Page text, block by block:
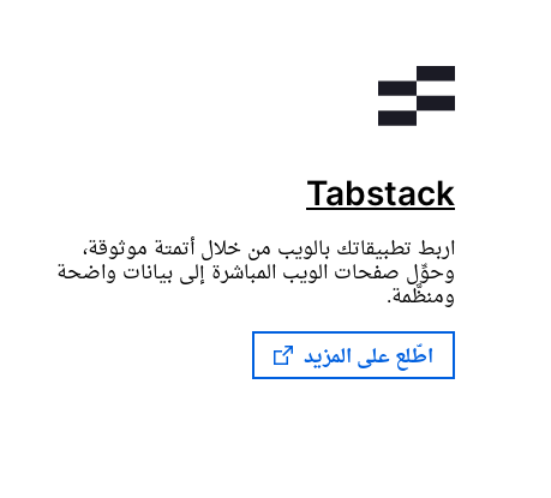
Tabstack
اربط تطبيقاتك بالويب من خلال أتمتة موثوقة،
وحوِّل صفحات الويب المباشرة إلى بيانات واضحة
ومنظَّمة.
اطّلع على المزيد